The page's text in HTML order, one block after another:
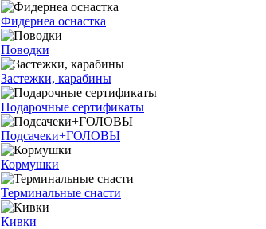
Фидернеа оснастка
Поводки
Застежки, карабины
Подарочные сертификаты
Подсачеки+ГОЛОВЫ
Кормушки
Терминальные снасти
Кивки